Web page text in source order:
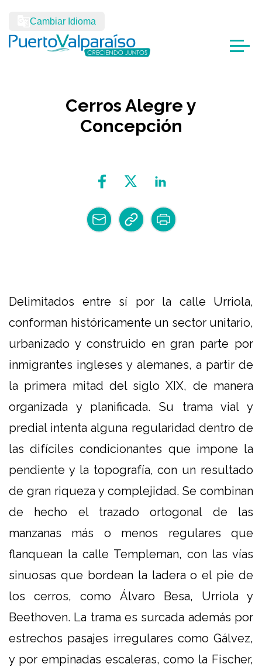
Cambiar Idioma
Cerros Alegre y
Concepción
Delimitados entre sí por la calle Urriola,
conforman históricamente un sector unitario,
urbanizado y construido en gran parte por
inmigrantes ingleses y alemanes, a partir de
la primera mitad del siglo XIX, de manera
organizada y planificada. Su trama vial y
predial intenta alguna regularidad dentro de
las difíciles condicionantes que impone la
pendiente y la topografía, con un resultado
de gran riqueza y complejidad. Se combinan
de hecho el trazado ortogonal de las
manzanas más o menos regulares que
flanquean la calle Templeman, con las vías
sinuosas que bordean la ladera o el pie de
los cerros, como Álvaro Besa, Urriola y
Beethoven. La trama es surcada además por
estrechos pasajes irregulares como Gálvez,
y por empinadas escaleras, como la Fischer,